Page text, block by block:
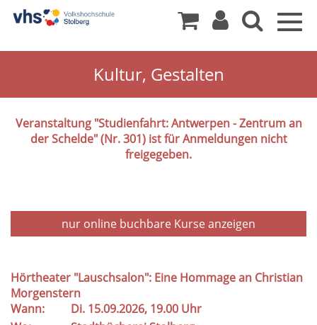
Kultur, Gestalten
Veranstaltung "Studienfahrt: Antwerpen - Zentrum an
der Schelde" (Nr. 301) ist für Anmeldungen nicht
freigegeben.
nur online buchbare Kurse anzeigen
Hörtheater "Lauschsalon": Eine Hommage an Christian
Morgenstern
Wann:
Di. 15.09.2026, 19.00 Uhr